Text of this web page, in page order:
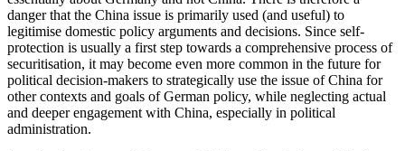
danger that the China issue is primarily used (and useful) to
legitimise domestic policy arguments and decisions. Since self-
protection is usually a first step towards a comprehensive process of
securitisation, it may become even more common in the future for
political decision-makers to strategically use the issue of China for
other contexts and goals of German policy, while neglecting actual
and deeper engagement with China, especially in political
administration.